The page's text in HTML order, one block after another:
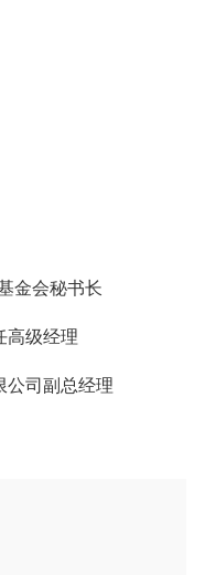
金会秘书长
高级经理
公司副总经理